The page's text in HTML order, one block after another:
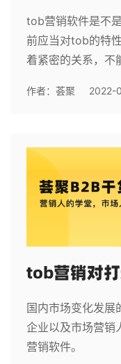
tob营销软件是不
前应当对tob的特
着紧密的关系，不
作者： 荟聚 2022-
tob营销对
国内市场变化发展
企业以及市场营销
营销软件。